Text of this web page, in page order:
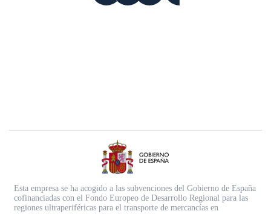
Esta empresa se ha acogido a las subvenciones del Gobierno de España
cofinanciadas con el Fondo Europeo de Desarrollo Regional para las
regiones ultraperiféricas para el transporte de mercancías en